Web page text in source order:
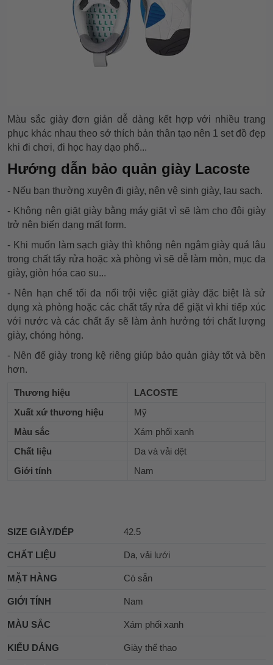
Màu sắc giày đơn giản dễ dàng kết hợp với nhiều trang
phục khác nhau theo sở thích bản thân tạo nên 1 set đồ đẹp
khi đi chơi, đi học hay dạo phố...
Hướng dẫn bảo quản giày Lacoste
- Nếu bạn thường xuyên đi giày, nên vệ sinh giày, lau sạch.
- Không nên giặt giày bằng máy giặt vì sẽ làm cho đôi giày
trở nên biến dạng mất form.
- Khi muốn làm sạch giày thì không nên ngâm giày quá lâu
trong chất tẩy rửa hoặc xà phòng vì sẽ dễ làm mòn, mục da
giày, giòn hóa cao su...
- Nên hạn chế tối đa nổi trội việc giặt giày đặc biệt là sử
dụng xà phòng hoặc các chất tẩy rửa để giặt vì khi tiếp xúc
với nước và các chất ấy sẽ làm ảnh hưởng tới chất lượng
giày, chóng hỏng.
- Nên để giày trong kệ riêng giúp bảo quản giày tốt và bền
hơn.
Thương hiệu
LACOSTE
Xuất xứ thương hiệu
Mỹ
Màu sắc
Xám phối xanh
Chất liệu
Da và vải dệt
Giới tính
Nam
SIZE GIÀY/DÉP 42.5
CHẤT LIỆU Da, vải lưới
MẶT HÀNG Có sẵn
GIỚI TÍNH Nam
MÀU SẮC Xám phối xanh
KIỂU DÁNG Giày thể thao